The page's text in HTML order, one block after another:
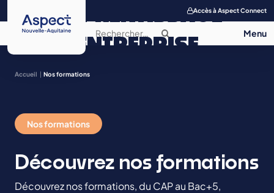
Accès à Aspect Connect
APPRENTISSAGE
ENTREPRISE
SALON DE
CONTACT
Accueil Nos formations
Nos formations
Découvrez nos formations
Découvrez nos formations, du CAP au Bac+5,